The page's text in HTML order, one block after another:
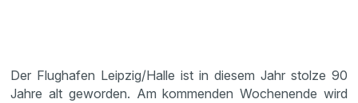
Der Flughafen Leipzig/Halle ist in diesem Jahr stolze 90
Jahre alt geworden. Am kommenden Wochen­ende wird